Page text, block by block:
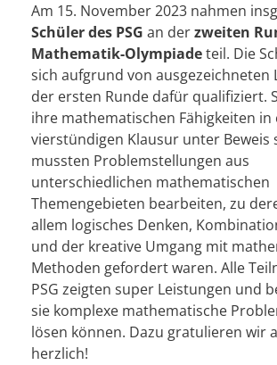
Am 15. November 2023 nahmen
Schüler des PSG an derzweiten
Mathematik-Olympiadeteil. Die
sich aufgrund von ausgezeichneten
der ersten Runde dafür qualifiziert.
ihre mathematischen Fähigkeiten in
vierstündigen Klausur unter Beweis
mussten Problemstellungen aus
unterschiedlichen mathematischen
Themengebieten bearbeiten, zu
allem logisches Denken,
und der kreative Umgang mit
Methoden gefordert waren. Alle
PSG zeigten super Leistungen und
sie komplexe mathematische
lösen können. Dazu gratulieren wir
herzlich!